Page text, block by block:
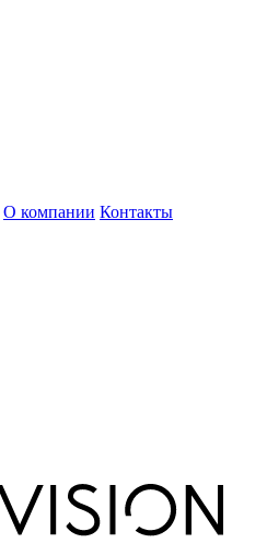
О компании Контакты